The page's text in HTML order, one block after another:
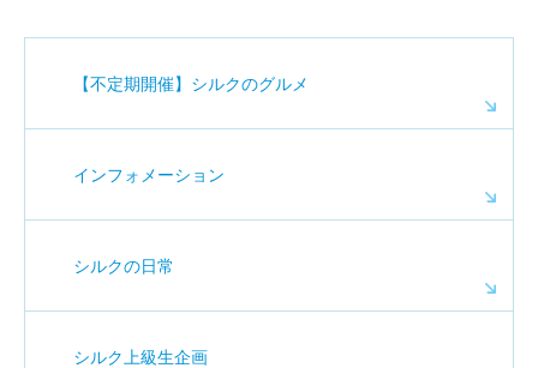
【不定期開催】シルクのグルメ
インフォメーション
シルクの日常
シルク上級生企画